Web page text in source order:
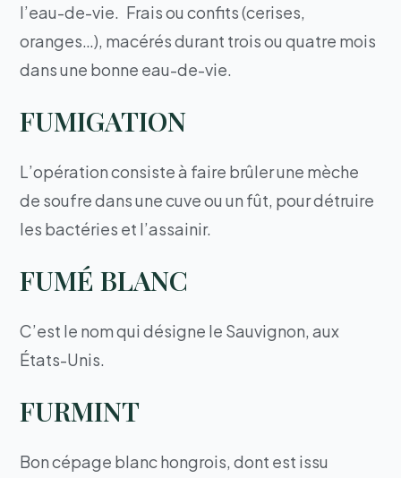
l’eau-de-vie. Frais ou confits (cerises,
oranges…), macérés durant trois ou quatre mois
dans une bonne eau-de-vie.
FUMIGATION
L’opération consiste à faire brûler une mèche
de soufre dans une cuve ou un fût, pour détruire
les bactéries et l’assainir.
FUMÉ BLANC
C’est le nom qui désigne le Sauvignon, aux
États-Unis.
FURMINT
Bon cépage blanc hongrois, dont est issu